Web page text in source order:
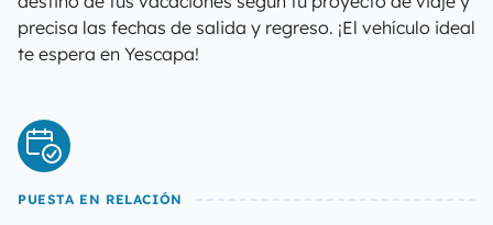
precisa las fechas de salida y regreso. ¡El vehículo ideal
te espera en Yescapa!
PUESTA EN RELACIÓN